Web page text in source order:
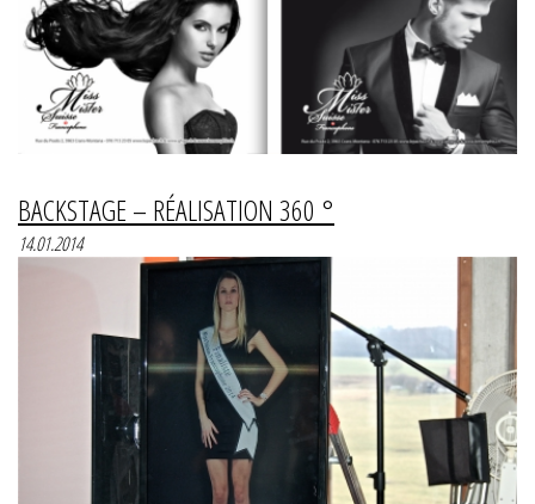
BACKSTAGE – RÉALISATION 360 °
14.01.2014